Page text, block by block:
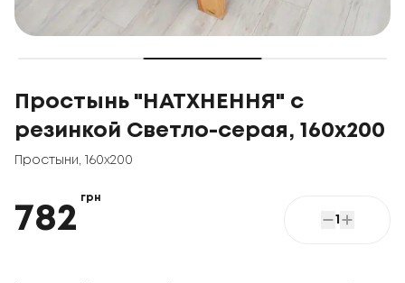
Простынь "НАТХНЕННЯ" с
резинкой Светло-серая, 160x200
Простыни 160x200
782
грн
1